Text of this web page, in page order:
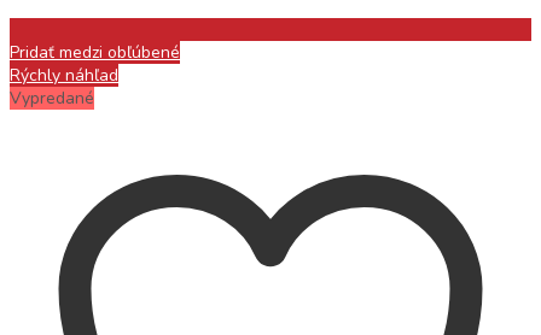
Pridať medzi obľúbené
Rýchly náhľad
Vypredané